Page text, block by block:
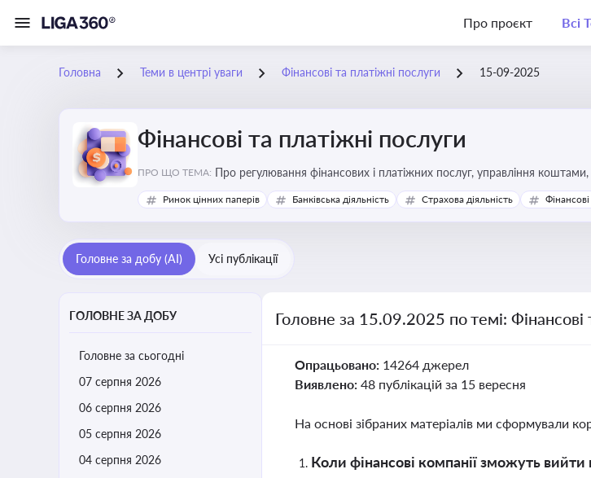
Про проєкт Всі
Головна Теми в центрі уваги Фінансові та платіжні послуги 15-09-2025
Фінансові та платіжні послуги
ПРО ЩО ТЕМА: Про регулювання фінансових і
Ринок цінних паперів Банківська діяльність Страхова діяльність
Головне за добу (AI) Усі публікації
ГОЛОВНЕ ЗА ДОБУ
Головне за сьогодні
07 серпня 2026
06 серпня 2026
05 серпня 2026
04 серпня 2026
Головне за 15.09.2025 по темі: Фінансові
Опрацьовано: 14264 джерел
Виявлено: 48 публікацій за 15 вересня
На основі зібраних матеріалів ми сформували
Коли фінансові компанії зможуть